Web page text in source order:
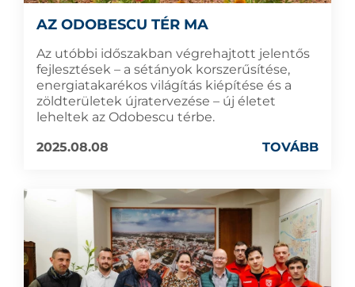
AZ ODOBESCU TÉR MA
Az utóbbi időszakban végrehajtott jelentős
fejlesztések – a sétányok korszerűsítése,
energiatakarékos világítás kiépítése és a
zöldterületek újratervezése – új életet
leheltek az Odobescu térbe.
2025.08.08
TOVÁBB